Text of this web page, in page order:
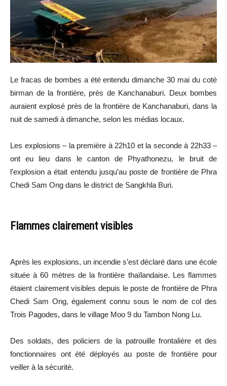
Le fracas de bombes a été entendu dimanche 30 mai du coté
birman de la frontière, près de Kanchanaburi. Deux bombes
auraient explosé près de la frontière de Kanchanaburi, dans la
nuit de samedi à dimanche, selon les médias locaux.
Les explosions – la première à 22h10 et la seconde à 22h33 –
ont eu lieu dans le canton de Phyathonezu, le bruit de
l’explosion a était entendu jusqu’au poste de frontière de Phra
Chedi Sam Ong dans le district de Sangkhla Buri.
Flammes clairement visibles
Après les explosions, un incendie s’est déclaré dans une école
située à 60 mètres de la frontière thaïlandaise. Les flammes
étaient clairement visibles depuis le poste de frontière de Phra
Chedi Sam Ong, également connu sous le nom de col des
Trois Pagodes, dans le village Moo 9 du Tambon Nong Lu.
Des soldats, des policiers de la patrouille frontalière et des
fonctionnaires ont été déployés au poste de frontière pour
veiller à la sécurité.